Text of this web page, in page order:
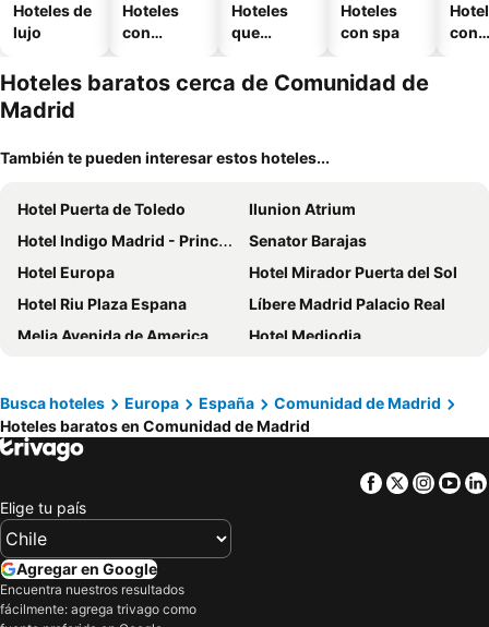
Hoteles de
lujo
Hoteles
con
Hoteles
que
mascotas
Hoteles
con spa
con
Hoteles baratos cerca de Comunidad de
Madrid
También te pueden interesar estos hoteles...
Hotel Puerta de Toledo
Ilunion Atrium
Hotel Indigo Madrid - Princesa By Ihg
Senator Barajas
Hotel Europa
Hotel Mirador Puerta del Sol
Hotel Riu Plaza Espana
Líbere Madrid Palacio Real
Melia Avenida de America
Hotel Mediodia
Hotel Exe Plaza
ibis Madrid Calle Alcalá
Hotel Praga
Hostal El Pilar
ibis budget Madrid Vallecas
Hotel Puerta America
Hostal Condestable
Cubik Rooms
Hostal Victoria II
Ibis Madrid Aeropuerto Barajas
Busca hoteles Europa España
Comunidad de Madrid
Hoteles baratos en Comunidad de Madrid
Facebook
Twitter
Elige tu país
Agregar en Google
Encuentra nuestros resultados
fácilmente: agrega trivago como